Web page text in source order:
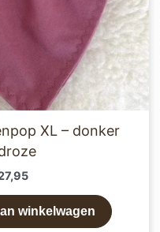
XL – donker
winkelwagen